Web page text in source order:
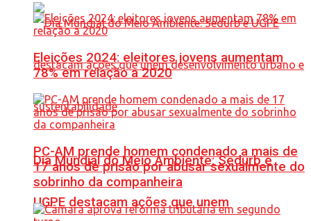
Dia Mundial do Meio Ambiente: Sedurb e
UGPE destacam ações que unem
Eleições 2024: eleitores jovens aumentam
78% em relação a 2020
PC-AM prende homem condenado a mais de
17 anos de prisão por abusar sexualmente do
sobrinho da companheira